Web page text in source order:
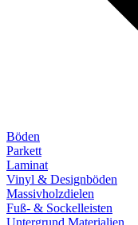
Böden
Parkett
Laminat
Vinyl & Designböden
Massivholzdielen
Fuß- & Sockelleisten